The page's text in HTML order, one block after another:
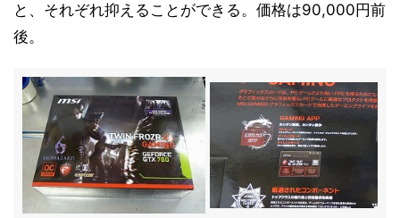
と、それぞれ抑えることができる。価格は90,000円前
後。